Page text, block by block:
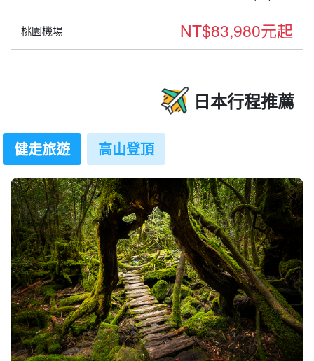
桃園機場 NT$83,980元起
日本行程推薦
健走旅遊 高山登頂